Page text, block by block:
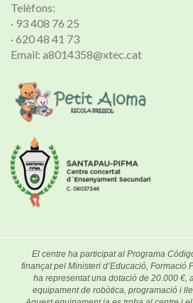
Telèfons:
· 93 408 76 25
· 620 48 41 73
Email: a8014358@xtec.cat
El centre ha participat al Programa
finançat pel Ministeri d’Educació, Formació
ha representat una dotació de 20.000 €,
equipament de robòtica, programació i